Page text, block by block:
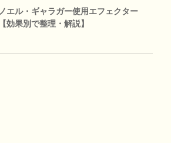
ノエル・ギャラガー使用エフェクター
【効果別で整理・解説】